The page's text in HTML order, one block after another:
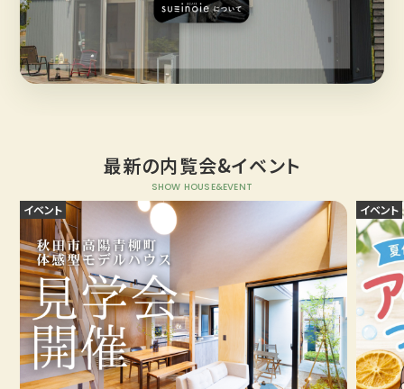
最新の内覧会&イベント
SHOW HOUSE&EVENT
イベント イベント